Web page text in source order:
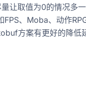
等
让取值为0的情况多
FPS、Moba、动作
方案有更好的降低